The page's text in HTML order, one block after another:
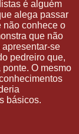
é alguém
alega passar
não conhece o
que não
se
pedreiro que,
O mesmo
básicos.